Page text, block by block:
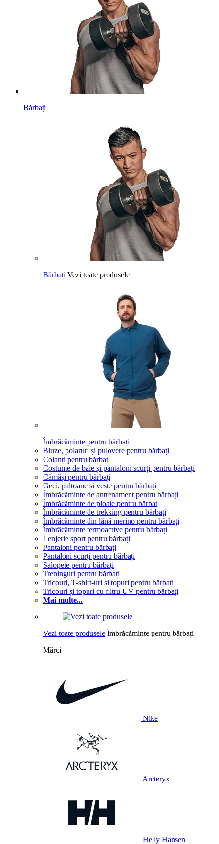
Bărbați
Bărbați Vezi toate produsele
Îmbrăcăminte pentru bărbați
Bluze, polaruri și pulovere pentru bărbați
Colanți pentru bărbat
Costume de baie și pantaloni scurți pentru bărbați
Cămăși pentru bărbați
Geci, paltoane și veste pentru bărbați
Îmbrăcăminte de antrenament pentru bărbați
Îmbrăcăminte de ploaie pentru bărbat
Îmbrăcăminte de trekking pentru bărbați
Îmbrăcăminte din lână merino pentru bărbați
Îmbrăcăminte termoactive pentru bărbați
Lenjerie sport pentru bărbați
Pantaloni pentru bărbați
Pantaloni scurți pentru bărbați
Salopete pentru bărbați
Treninguri pentru bărbați
Tricouri, T-shirt-uri și topuri pentru bărbați
Tricouri și topuri cu filtru UV pentru bărbați
Mai multe...
Vezi toate produsele Îmbrăcăminte pentru bărbați
Mărci
Nike
Arcteryx
Helly Hansen